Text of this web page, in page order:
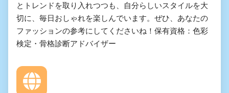
とトレンドを取り入れつつも、自分らしいスタイルを大
切に、毎日おしゃれを楽しんでいます。ぜひ、あなたの
ファッションの参考にしてくださいね！保有資格：色彩
検定・骨格診断アドバイザー